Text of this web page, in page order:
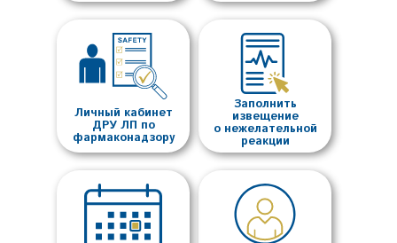
Личный кабинет
ДРУ ЛП по
фармаконадзору
Заполнить
извещение
о нежелательной
реакции